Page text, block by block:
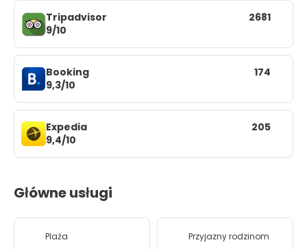
Tripadvisor
9/10
2681
Booking
9,3/10
174
Expedia
9,4/10
205
Główne usługi
Plaża Przyjazny rodzinom